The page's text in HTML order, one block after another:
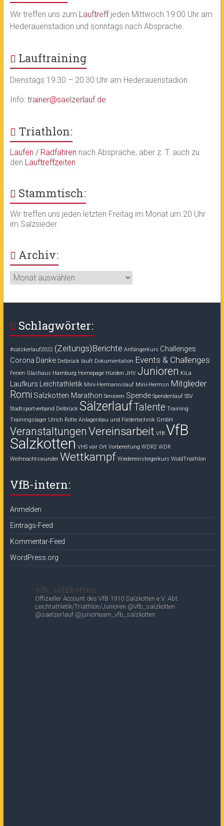
Wir treffen uns zum Lauftreffjeden Mittwoch 19:00 Uhr am
Hederauenstadion und sonntags nach Absprache.
Lauftraining
Dienstags 19:30 – 20:30 Uhr am Hederauenstadion.
Info: trainer@saelzerlauf.de
Triathlon:
Laufen / Radfahren nach Absprache, aber z. T. auch zu
den Lauftreffzeiten
Stammtisch:
Wir treffen uns jeden letzten Freitag im Monat um 20 Uhr
im Salzsieder.
Archiv:
Archiv:
Schlagwörter:
#salzkerlauf2022 (Zeitungs)Berichte Anfängerkurs Challenges
Corona Danke Delbrück läuft Dokumentation Events & Challenges
Ferien Glashaus Hamburg Homepage Hürden JHV Junioren KiLa
Laufkurs Leichtathletik Mini-Hermannslauf Mini-Hermsn Mitglieder
Romi Salzkotten Marathon Senioren Spende Spendenlauf SSV
Stadtsportverband Delbrück SälzerlaufTalente Training
Trainingslager Ulrich Rotte Anlagenbau und Fördertechnik GmbH
Veranstaltungen Vereinsarbeit VfB VfB
Salzkotten VHS voir Ort Vorbereitung WDR2 WDR
Weihnachtswunder Wettkampf Wiedereinsteigerkurs WoldTriathlon
VfB-intern:
Anmelden
Eintrags-Feed
Kommentar-Feed
WordPress.org
vfb_salzkotten
Offizieller Account des VfB 1910 Salzkotten e.V. Abt.
Leichtathletik/Triathlon/Junioren @vfb_salzkotten
@saelzerlauf @juniorteam_vfb_salzkotten